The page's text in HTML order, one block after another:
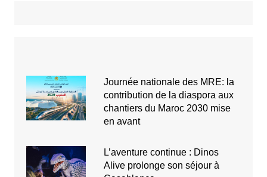
Journée nationale des MRE: la
contribution de la diaspora aux
chantiers du Maroc 2030 mise
en avant
L’aventure continue : Dinos
Alive prolonge son séjour à